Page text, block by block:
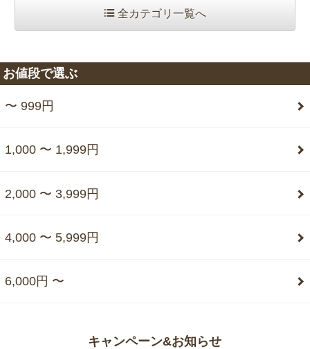
全カテゴリ一覧へ
お値段で選ぶ
〜 999円
1,000 〜 1,999円
2,000 〜 3,999円
4,000 〜 5,999円
6,000円 〜
キャンペーン&お知らせ